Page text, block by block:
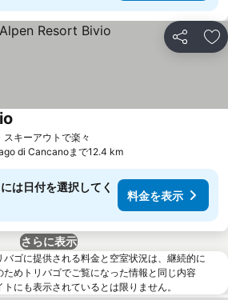
シェア お
スキーアウトで楽々
di Cancanoまで12.4 km
は日付を選択してく
料金を表示
さらに表示
ゴに提供される料金と空室状況は、継続的に
ためトリバゴでご覧になった情報と同じ内容
にも表示されているとは限りません。